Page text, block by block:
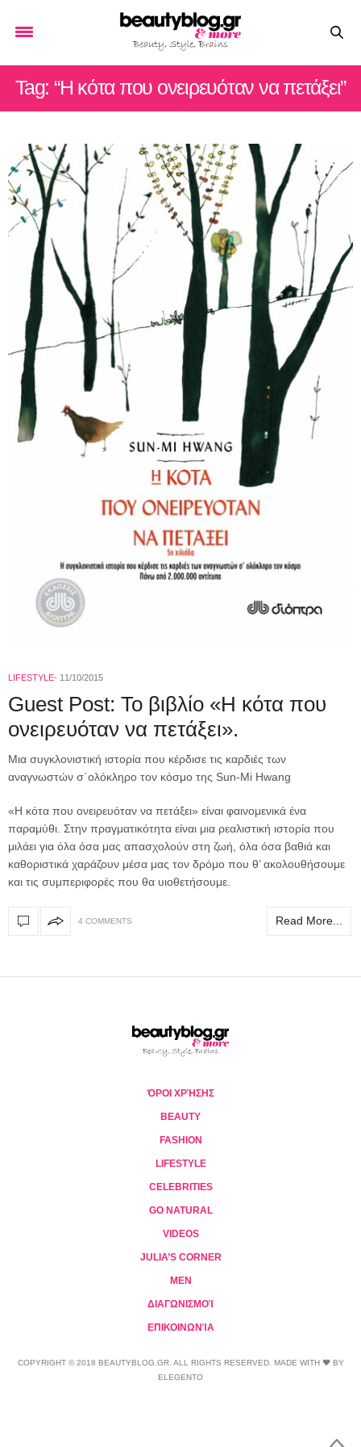
Tag: “Η κότα που ονειρευόταν να πετάξει”
LIFESTYLE 11/10/2015
Guest Post: To βιβλίο «Η κότα που
ονειρευόταν να πετάξει».
Μια συγκλονιστική ιστορία που κέρδισε τις καρδιές των
αναγνωστών σ΄ολόκληρο τον κόσμο της Sun-Mi Hwang
«Η κότα που ονειρευόταν να πετάξει» είναι φαινομενικά ένα
παραμύθι. Στην πραγματικότητα είναι μια ρεαλιστική ιστορία που
μιλάει για όλα όσα μας απασχολούν στη ζωή, όλα όσα βαθιά και
καθοριστικά χαράζουν μέσα μας τον δρόμο που θ’ ακολουθήσουμε
και τις συμπεριφορές που θα υιοθετήσουμε.
4 COMMENTS Read More...
ΌΡΟΙ ΧΡΉΣΗΣ
BEAUTY
FASHION
LIFESTYLE
CELEBRITIES
GO NATURAL
VIDEOS
JULIA’S CORNER
MEN
ΔΙΑΓΩΝΙΣΜΟΊ
ΕΠΙΚΟΙΝΩΝΊΑ
COPYRIGHT © 2018 BEAUTYBLOG.GR. ALL RIGHTS RESERVED. MADE WITH ❤ BY
ELEGENTO